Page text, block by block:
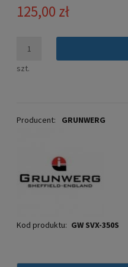
125,00 zł
szt.
Producent: GRUNWERG
Kod produktu: GW SVX-350S